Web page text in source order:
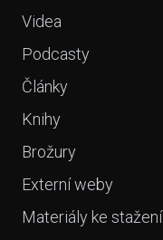
Videa
Podcasty
Články
Knihy
Brožury
Externí weby
Materiály ke stažení